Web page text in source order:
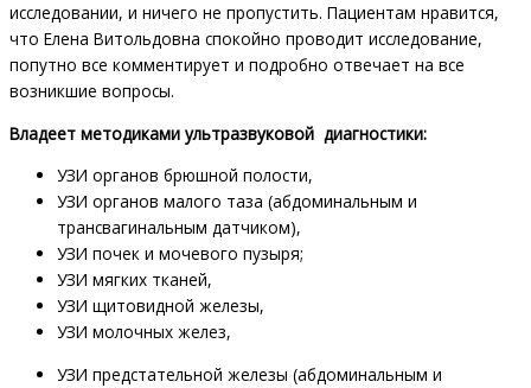
исследовании, и ничего не пропустить. Пациентам нравится,
что Елена Витольдовна спокойно проводит исследование,
попутно все комментирует и подробно отвечает на все
возникшие вопросы.
Владеет методиками ультразвуковой диагностики:
УЗИ органов брюшной полости,
УЗИ органов малого таза (абдоминальным и
трансвагинальным датчиком),
УЗИ почек и мочевого пузыря;
УЗИ мягких тканей,
УЗИ щитовидной железы,
УЗИ молочных желез,
УЗИ предстательной железы (абдоминальным и